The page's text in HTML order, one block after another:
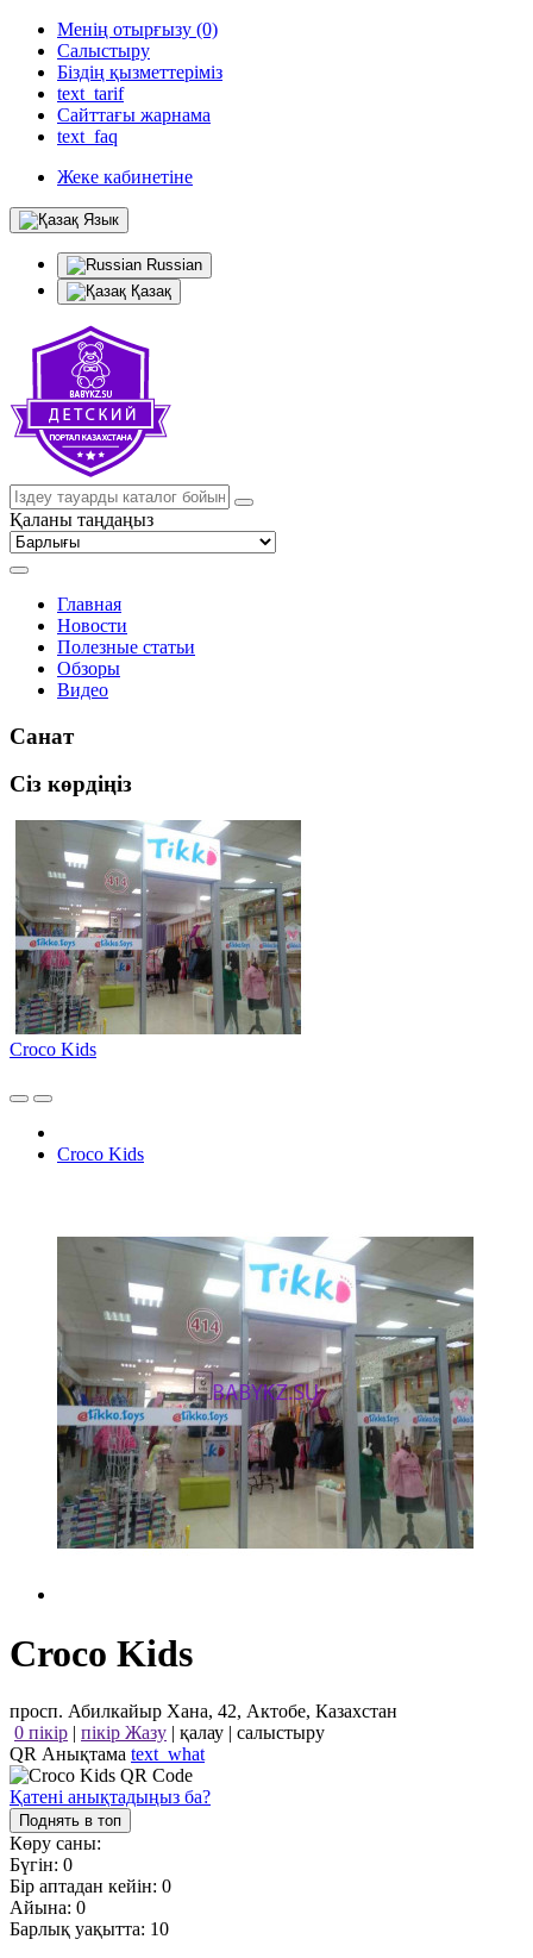
Менің отырғызу (0)
Салыстыру
Біздің қызметтеріміз
text_tarif
Сайттағы жарнама
text_faq
Жеке кабинетіне
Язык
Russian
Қазақ
Қаланы таңдаңыз
Главная
Новости
Полезные статьи
Обзоры
Видео
Санат
Сіз көрдіңіз
Croco Kids
Croco Kids
Croco Kids
просп. Абилкайыр Хана, 42, Актобе, Казахстан
0 пікір | пікір Жазу | қалау | салыстыру
QR Анықтама text_what
Қатені анықтадыңыз ба?
Поднять в топ
Көру саны:
Бүгін: 0
Бір аптадан кейін: 0
Айына: 0
Барлық уақытта: 10